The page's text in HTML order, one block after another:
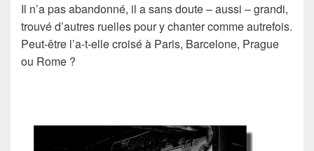
Il n’a pas abandonné, il a sans doute – aussi – grandi,
trouvé d’autres ruelles pour y chanter comme autrefois.
Peut-être l’a-t-elle croisé à Paris, Barcelone, Prague
ou Rome ?